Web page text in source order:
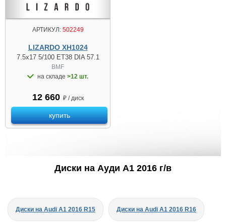
АРТИКУЛ:502249
LIZARDO XH1024
7.5x17 5/100 ET38 DIA 57.1
BMF
на складе >12 шт.
12 660 ₽ / диск
купить
Диски на Ауди A1 2016 г/в
Диски на Audi A1 2016 R15 Диски на Audi A1 2016 R16